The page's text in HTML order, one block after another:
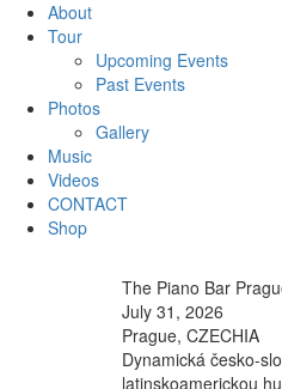
About
Tour
Upcoming Events
Past Events
Photos
Gallery
Music
Videos
CONTACT
Shop
The Piano Bar
July 31, 2026
Prague, CZECHIA
Dynamická česko-
latinskoamerickou